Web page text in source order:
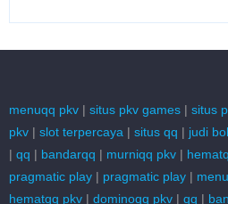
menuqq pkv | situs pkv games | situs
pkv | slot terpercaya | situs qq | judi
| qq | bandarqq | murniqq pkv |
pragmatic play | pragmatic play |
hematqq pkv | dominoqq pkv | qq |